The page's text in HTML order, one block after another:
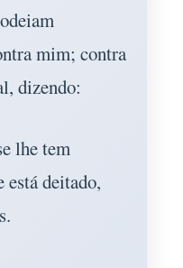
mim; contra
dizendo:
lhe tem
está deitado,